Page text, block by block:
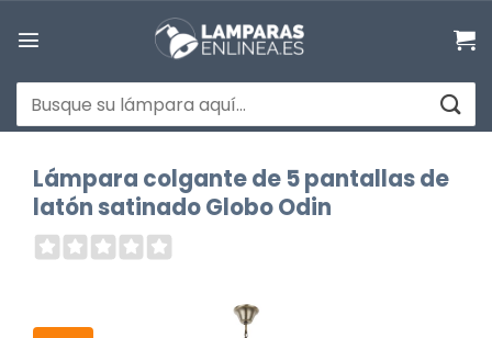
Buscar
por:
Lámpara colgante de 5 pantallas de
latón satinado Globo Odin